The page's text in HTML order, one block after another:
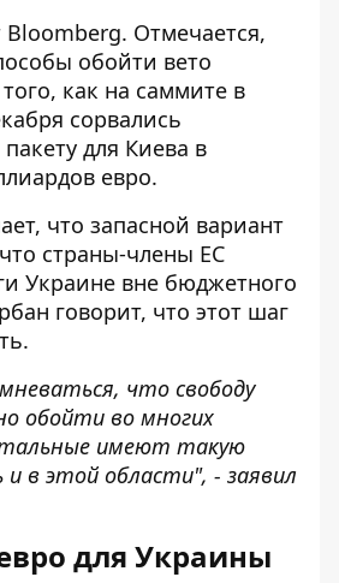
Отмечается,
обойти вето
как на саммите в
сорвались
для Киева в
евро.
что запасной вариант
страны-члены ЕС
Украине вне бюджетного
говорит, что этот шаг
что свободу
обойти во многих
имеют такую
в этой области", - заявил
для Украины